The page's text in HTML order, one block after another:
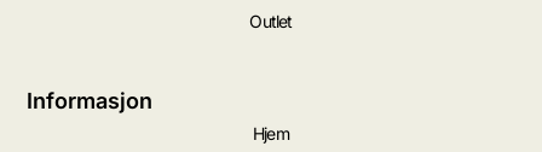
Outlet
Informasjon
Hjem